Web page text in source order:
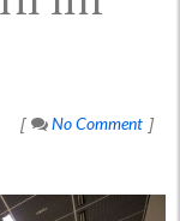
No Comment